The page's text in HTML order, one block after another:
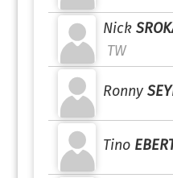
Nick
TW
Ronny
Tino